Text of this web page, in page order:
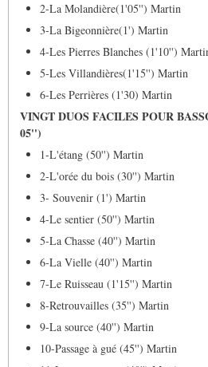
2-La Molandière(1'05'') Martin
3-La Bigeonnière(1') Martin
4-Les Pierres Blanches (1'10'')
5-Les Villandières(1'15'') Martin
6-Les Perrières (1'30) Martin
VINGT DUOS FACILES POUR
05'')
1-L'étang (50'') Martin
2-L'orée du bois (30'') Martin
3- Souvenir (1') Martin
4-Le sentier (50'') Martin
5-La Chasse (40'') Martin
6-La Vielle (40'') Martin
7-Le Ruisseau (1'15'') Martin
8-Retrouvailles (35'') Martin
9-La source (40'') Martin
10-Passage à gué (45'') Martin